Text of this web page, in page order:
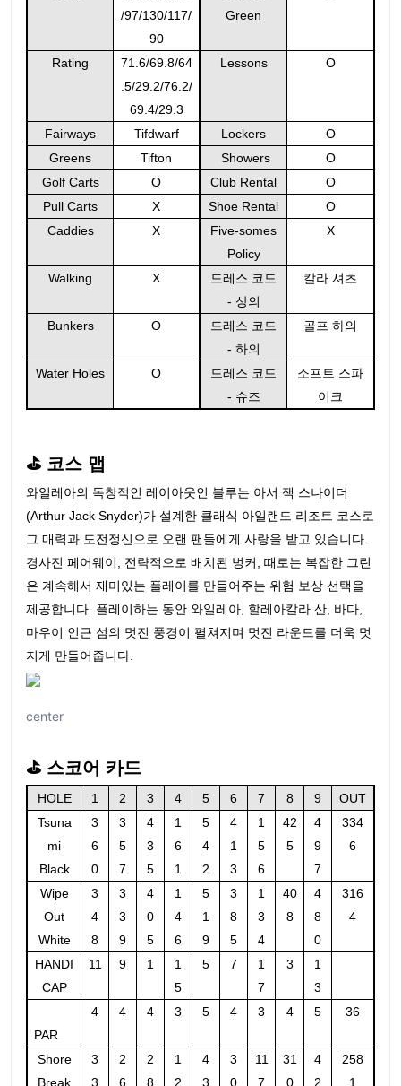
/97/130/117/
90
Green
Rating
71.6/69.8/64
.5/29.2/76.2/
69.4/29.3
Lessons O
Fairways Tifdwarf Lockers
O
Greens
Tifton Showers
O
Golf Carts
O Club Rental
O
Pull Carts
X Shoe Rental
O
Caddies
X
Five-somes
Policy
X
Walking X
드레스 코드
- 상의
칼라 셔츠
Bunkers O
드레스 코드
- 하의
골프 하의
Water Holes O
드레스 코드
- 슈즈
소프트 스파
이크
⛳ 코스 맵
와일레아의 독창적인 레이아웃인 블루는 아서 잭 스나이더
(Arthur Jack Snyder)가 설계한 클래식 아일랜드 리조트 코스로
그 매력과 도전정신으로 오랜 팬들에게 사랑을 받고 있습니다.
경사진 페어웨이, 전략적으로 배치된 벙커, 때로는 복잡한 그린
은 계속해서 재미있는 플레이를 만들어주는 위험 보상 선택을
제공합니다. 플레이하는 동안 와일레아, 할레아칼라 산, 바다,
마우이 인근 섬의 멋진 풍경이 펼쳐지며 멋진 라운드를 더욱 멋
지게 만들어줍니다.
center
⛳ 스코어 카드
HOLE 1 2 3 4 5 6 7 8 9
OUT
Tsuna
mi
Black
3
6
0
3
5
7
4
3
5
1
6
1
5
4
2
4
1
3
1
5
6
42
5
4
9
7
334
6
Wipe
Out
White
3
4
8
3
3
9
4
0
5
1
4
6
5
1
9
3
8
5
1
3
4
40
8
4
8
0
316
4
HANDI
CAP
11 9 1
1
5
5 7
1
7
3
1
3
PAR
4 4 4 3 5 4 3 4 5 36
Shore
Break
3
3
2
6
2
8
1
2
4
3
3
0
11
7
31
0
4
2
258
1